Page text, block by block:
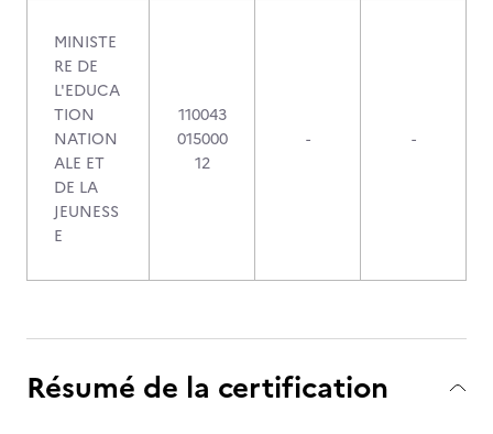
MINISTE
RE DE
L'EDUCA
TION
NATION
ALE ET
DE LA
JEUNESS
E
110043
015000
12
- -
Résumé de la certification